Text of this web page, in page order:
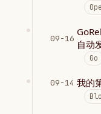
09-16 自动
Go
09-14 我的